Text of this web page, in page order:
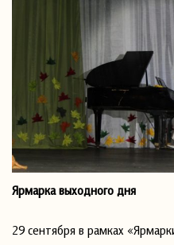
Ярмарка выходного дня
29 сентября в рамках